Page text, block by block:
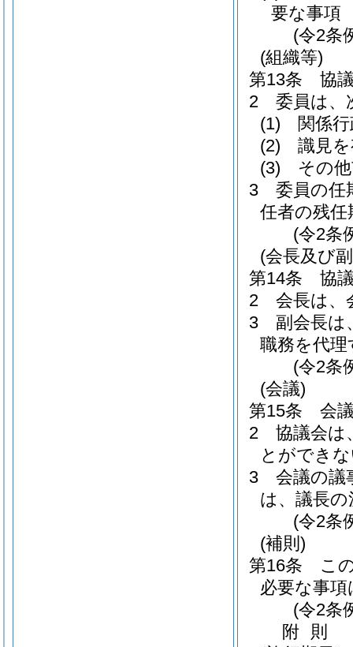
要な事項
(令2条
(組織等)
第13条
協
2
委員は、
(1)
関係
(2)
識見
(3)
その
3
委員の任
任者の残
(令2条
(会長及び
第14条
協
2
会長は、
3
副会長は
職務を代理
(令2条
(会議)
第15条
会
2
協議会は
とができ
3
会議の議
は、議長
(令2条
(補則)
第16条
こ
必要な事
(令2条
附 則